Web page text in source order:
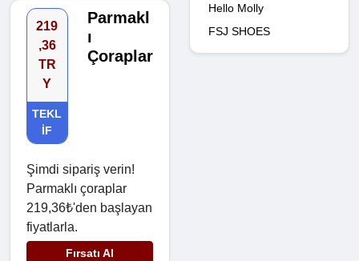
219
,36
TR
Y
TEKL
IF
Parmakl
ı
Çoraplar
Şimdi sipariş verin!
Parmaklı çoraplar
219,36₺'den başlayan
fiyatlarla.
Fırsatı Al
Hello Molly
FSJ SHOES